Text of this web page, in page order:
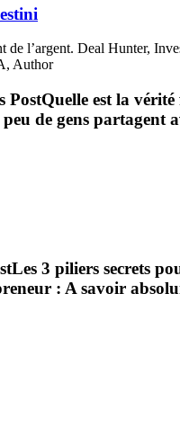
de l’argent. Deal Hunter,
Author
PostQuelle est la
de gens partagent
Les 3 piliers secrets
: A savoir